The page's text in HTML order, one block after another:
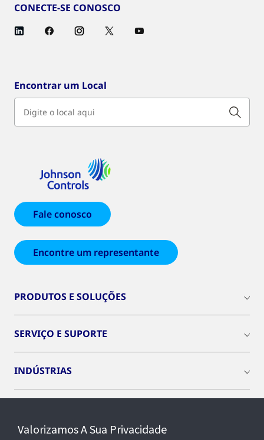
CONECTE-SE CONOSCO
Encontrar um Local
Fale conosco
Encontre um representante
PRODUTOS E SOLUÇÕES
SERVIÇO E SUPORTE
INDÚSTRIAS
Valorizamos A Sua Privacidade